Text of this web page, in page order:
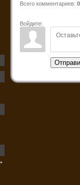
Всего комментариев: 0
Войдите: